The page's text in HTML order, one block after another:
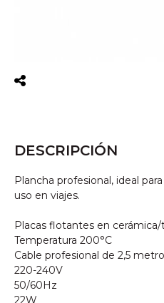
DESCRIPCIÓN
Plancha profesional, ideal
uso en viajes.
Placas flotantes en
Temperatura 200°C
Cable profesional de 2,5
220-240V
50/60Hz
22W